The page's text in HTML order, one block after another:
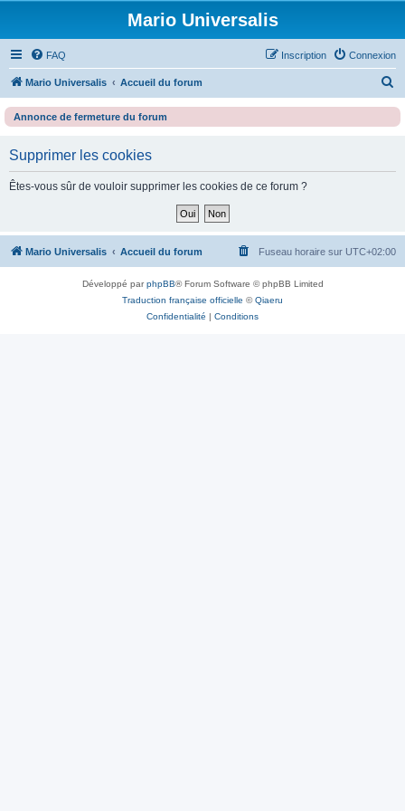
Mario Universalis
FAQ Connexion
Inscription
Mario Universalis Accueil du forum
c
h
e
Annonce de fermeture du forum
Supprimer les cookies
Êtes-vous sûr de vouloir supprimer les cookies de ce forum ?
Mario Universalis Accueil du forum Fuseau horaire sur UTC+02:00
Développé parphpBB® Forum Software © phpBB Limited
Traduction française officielle ©Qiaeru
Confidentialité | Conditions